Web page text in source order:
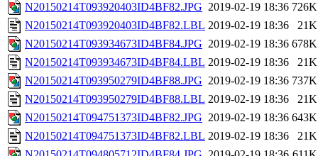
N20150214T093920403ID4BF82.JPG 2019-02-19 18:36 726K
N20150214T093920403ID4BF82.LBL 2019-02-19 18:36
21K
N20150214T093934673ID4BF84.JPG 2019-02-19 18:36 678K
N20150214T093934673ID4BF84.LBL 2019-02-19 18:36
21K
N20150214T093950279ID4BF88.JPG 2019-02-19 18:36 737K
N20150214T093950279ID4BF88.LBL 2019-02-19 18:36
21K
N20150214T094751373ID4BF82.JPG 2019-02-19 18:36 643K
N20150214T094751373ID4BF82.LBL 2019-02-19 18:36
21K